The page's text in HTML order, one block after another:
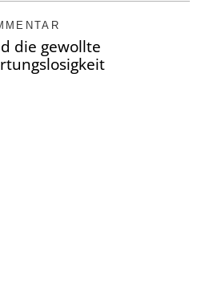
die gewollte